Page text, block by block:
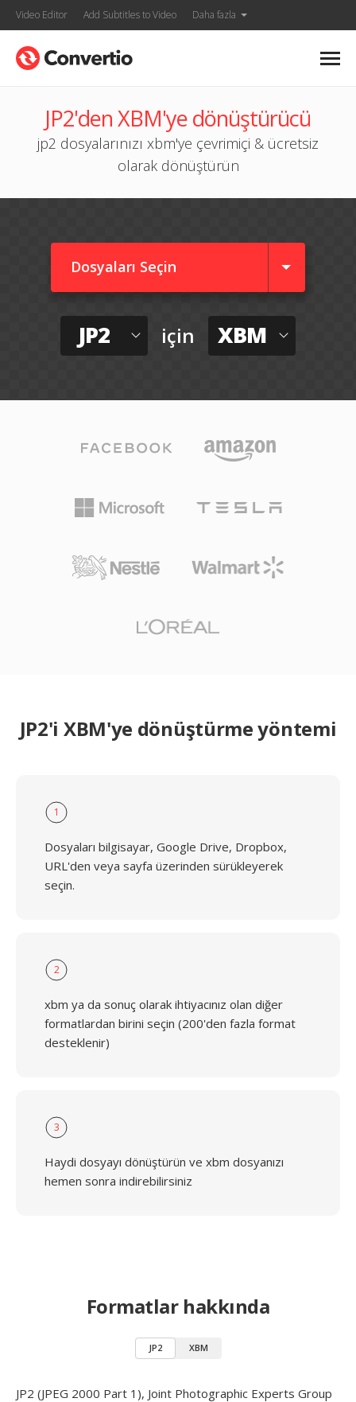
Video Editor Add Subtitles to Video Daha fazla
JP2'den XBM'ye dönüştürücü
jp2 dosyalarınızı xbm'ye çevrimiçi & ücretsiz
olarak dönüştürün
Dosyaları Seçin
JP2 için XBM
JP2'i XBM'ye dönüştürme yöntemi
1
Dosyaları bilgisayar, Google Drive, Dropbox,
URL'den veya sayfa üzerinden sürükleyerek
seçin.
2
xbm ya da sonuç olarak ihtiyacınız olan diğer
formatlardan birini seçin (200'den fazla format
desteklenir)
3
Haydi dosyayı dönüştürün ve xbm dosyanızı
hemen sonra indirebilirsiniz
Formatlar hakkında
JP2 XBM
JP2 (JPEG 2000 Part 1), Joint Photographic Experts Group